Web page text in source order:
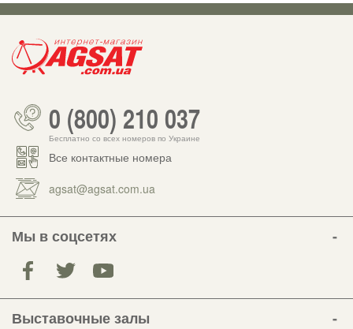
0 (800) 210 037
Бесплатно со всех номеров по Украине
Все контактные номера
agsat@agsat.com.ua
Мы в соцсетях
Выставочные залы